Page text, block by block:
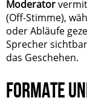
Moderator
(Off-Stimme),
oder Abläufe
Sprecher
das Geschehen.
FORMATE